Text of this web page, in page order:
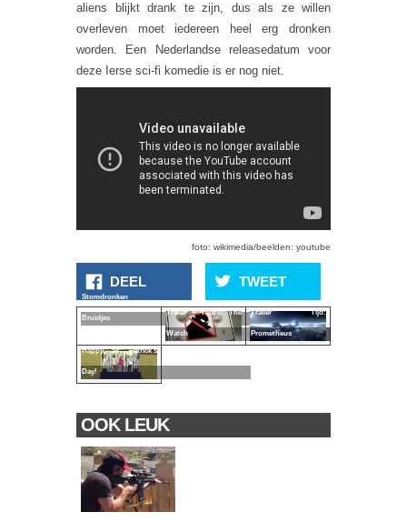
aliens blijkt drank te zijn, dus als ze willen
overleven moet iedereen heel erg dronken
worden. Een Nederlandse releasedatum voor
deze Ierse sci-fi komedie is er nog niet.
foto: wikimedia/beelden: youtube
DEEL TWEET
Stomdronken
Bruidjes
Trailer Tijd: The
Watch
Trailer Tijd:
Prometheus
Happy St. Patrick's
Day!
OOK LEUK